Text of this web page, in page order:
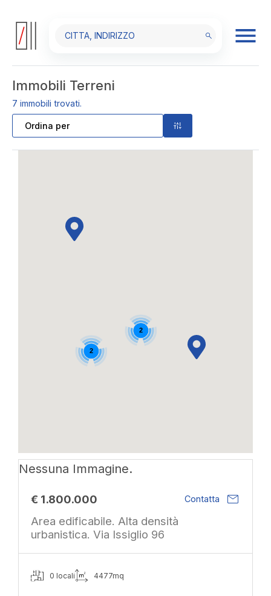
Immobili Terreni
7 immobili trovati.
2
2
Nessuna Immagine.
€ 1.800.000 Contatta mail
Area edificabile. Alta densità
urbanistica. Via Issiglio 96
0 locali 4477mq